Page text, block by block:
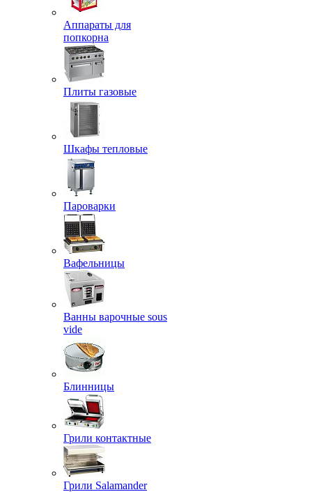
Аппараты для
попкорна
Плиты газовые
Шкафы тепловые
Пароварки
Вафельницы
Ванны варочные sous
vide
Блинницы
Грили контактные
Грили Salamander